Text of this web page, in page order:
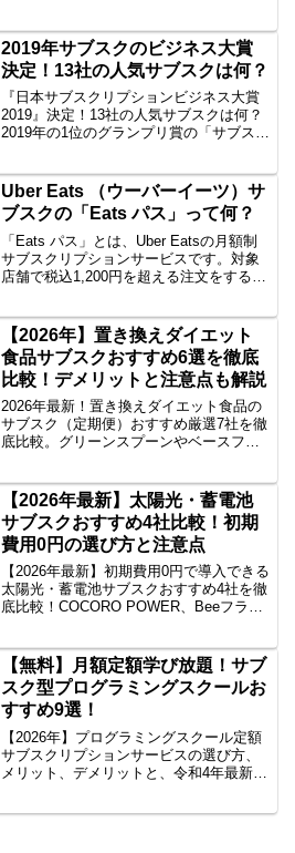
クリプション方式の音楽スクールを厳選
して月額料金が安い順に一挙紹介してい
きます！
2019年サブスクのビジネス大賞
決定！13社の人気サブスクは何？
『日本サブスクリプションビジネス大賞
2019』決定！13社の人気サブスクは何？
2019年の1位のグランプリ賞の「サブス
「サブスク」アプリを使いこなそう。
「サブスク」は食品や飲食やレンタル
等、多数あります。
Uber Eats （ウーバーイーツ）サ
ブスクの「Eats パス」って何？
「Eats パス」とは、Uber Eatsの月額制
サブスクリプションサービスです。対象
店舗で税込1,200円を超える注文をする
は3,998円で、サービス料は別途かかりま
す。
【2026年】置き換えダイエット
食品サブスクおすすめ6選を徹底
比較！デメリットと注意点も解説
2026年最新！置き換えダイエット食品の
サブスク（定期便）おすすめ厳選7社を徹
底比較。グリーンスプーンやベースフー
縛り・解約」の注意点まで、消費者保護
アドバイザーが厳格に解説。
【2026年最新】太陽光・蓄電池
サブスクおすすめ4社比較！初期
費用0円の選び方と注意点
【2026年最新】初期費用0円で導入できる
太陽光・蓄電池サブスクおすすめ4社を徹
底比較！COCORO POWER、Beeフラッ
など目的別の選び方や、知っておくべき
解約時の注意点を解説。
【無料】月額定額学び放題！サブ
スク型プログラミングスクールお
すすめ9選！
【2026年】プログラミングスクール定額
サブスクリプションサービスの選び方、
メリット、デメリットと、令和4年最新版